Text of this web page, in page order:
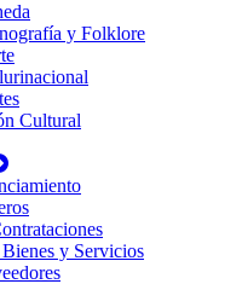
y Folklore
Cultural
y Servicios